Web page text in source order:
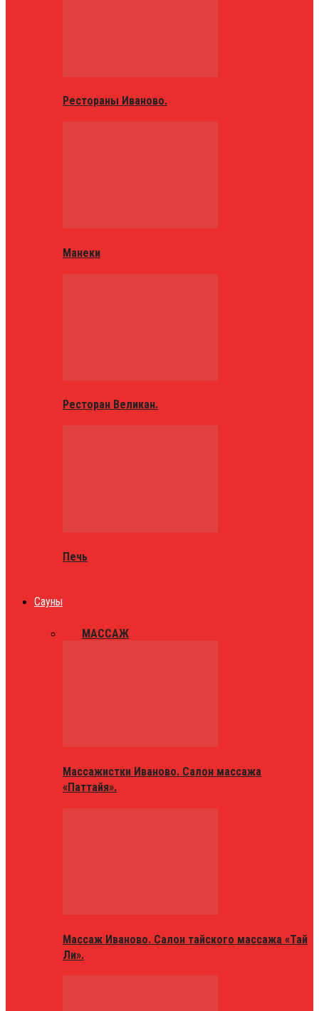
Рестораны Иваново.
Манеки
Ресторан Великан.
Печь
Сауны
МАССАЖ
Массажистки Иваново. Салон массажа
«Паттайя».
Массаж Иваново. Салон тайского массажа «Тай
Ли».